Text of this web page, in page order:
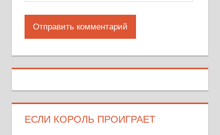
ЕСЛИ КОРОЛЬ ПРОИГРАЕТ